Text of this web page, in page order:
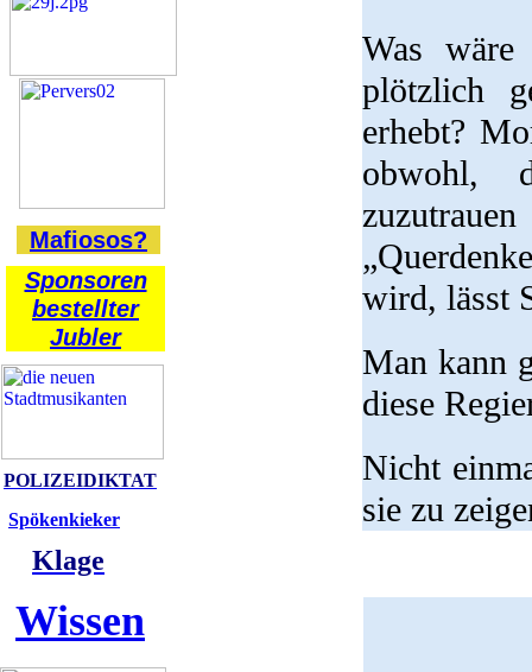
Mafiosos?
Sponsoren
bestellter
Jubler
POLIZEIDIKTAT
Spökenkieker
Klage
Wissen
Was
plötzlich
erhebt?
obwohl,
wird, lässt
Man kann
diese
Nicht
sie zu